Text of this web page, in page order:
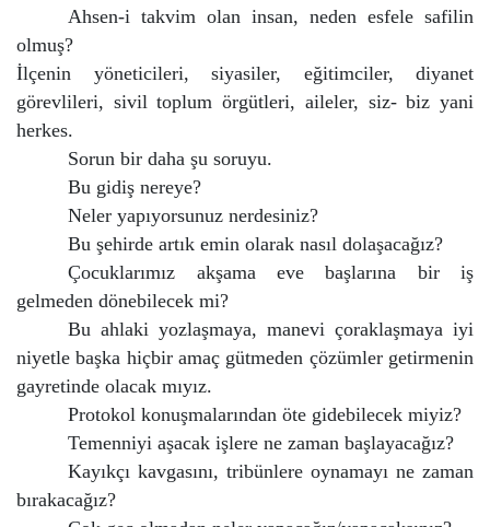
Ahsen-i takvim olan insan, neden esfele safilin
olmuş?
İlçenin yöneticileri, siyasiler, eğitimciler, diyanet
görevlileri, sivil toplum örgütleri, aileler, siz- biz yani
herkes.
Sorun bir daha şu soruyu.
Bu gidiş nereye?
Neler yapıyorsunuz nerdesiniz?
Bu şehirde artık emin olarak nasıl dolaşacağız?
Çocuklarımız akşama eve başlarına bir iş
gelmeden dönebilecek mi?
Bu ahlaki yozlaşmaya, manevi çoraklaşmaya iyi
niyetle başka hiçbir amaç gütmeden çözümler getirmenin
gayretinde olacak mıyız.
Protokol konuşmalarından öte gidebilecek miyiz?
Temenniyi aşacak işlere ne zaman başlayacağız?
Kayıkçı kavgasını, tribünlere oynamayı ne zaman
bırakacağız?